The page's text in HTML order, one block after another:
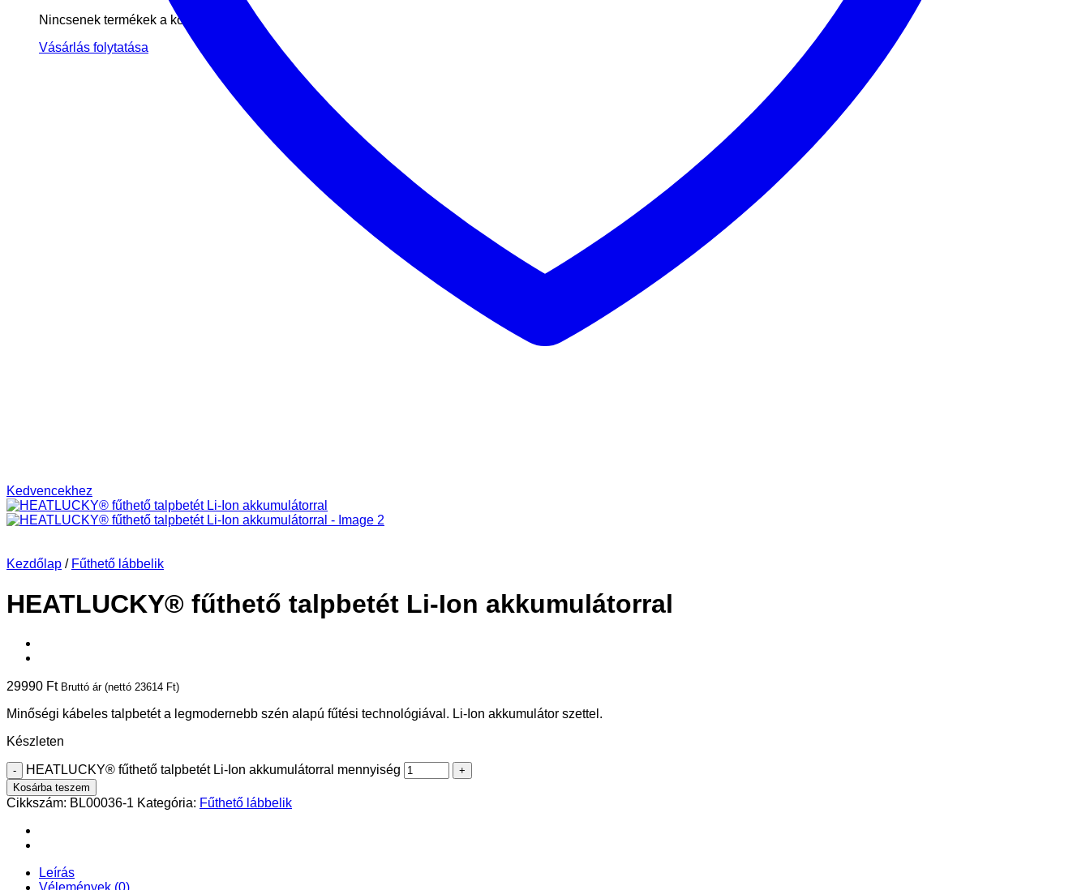
Nincsenek termékek a kosárban.
Vásárlás folytatása
Kedvencekhez
Kezdőlap / Fűthető lábbelik
HEATLUCKY® fűthető talpbetét Li-Ion akkumulátorral
29990 Ft Bruttó ár (nettó 23614 Ft)
Minőségi kábeles talpbetét a legmodernebb szén alapú fűtési technológiával. Li-Ion akkumulátor szettel.
Készleten
HEATLUCKY® fűthető talpbetét Li-Ion akkumulátorral mennyiség
Kosárba teszem
Cikkszám: BL00036-1 Kategória: Fűthető lábbelik
Leírás